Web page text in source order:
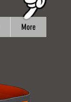
More